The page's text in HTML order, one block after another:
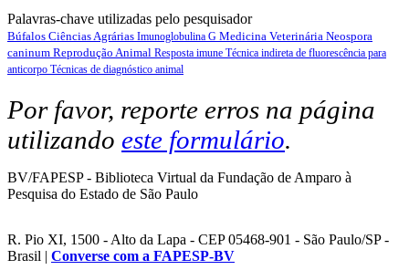
Palavras-chave utilizadas pelo pesquisador
Búfalos Ciências Agrárias Imunoglobulina G Medicina Veterinária Neospora
caninum Reprodução Animal Resposta imune Técnica indireta de fluorescência para
anticorpo Técnicas de diagnóstico animal
Por favor, reporte erros na página
utilizando este formulário.
BV/FAPESP - Biblioteca Virtual da Fundação de Amparo à
Pesquisa do Estado de São Paulo
R. Pio XI, 1500 - Alto da Lapa - CEP 05468-901 - São Paulo/SP -
Brasil | Converse com a FAPESP-BV